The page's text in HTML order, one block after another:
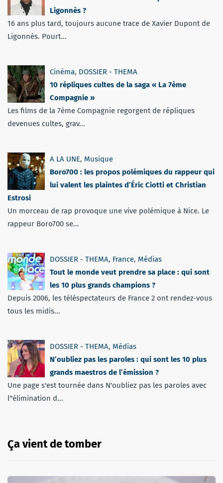
Ligonnès ?
16 ans plus tard, toujours aucune trace de Xavier Dupont de
Ligonnès. Pourt...
Cinéma, DOSSIER - THEMA
10 répliques cultes de la saga « La 7ème
Compagnie »
Les films de la 7ème Compagnie regorgent de répliques
devenues cultes, grav...
A LA UNE, Musique
Boro700 : les propos polémiques du rappeur qui
lui valent les plaintes d’Éric Ciotti et Christian
Estrosi
Un morceau de rap provoque une vive polémique à Nice. Le
rappeur Boro700 se...
DOSSIER - THEMA, France, Médias
Tout le monde veut prendre sa place : qui sont
les 10 plus grands champions ?
Depuis 2006, les téléspectateurs de France 2 ont rendez-vous
tous les midis...
DOSSIER - THEMA, Médias
N’oubliez pas les paroles : qui sont les 10 plus
grands maestros de l’émission ?
Une page s'est tournée dans N'oubliez pas les paroles avec
l''élimination d...
Ça vient de tomber